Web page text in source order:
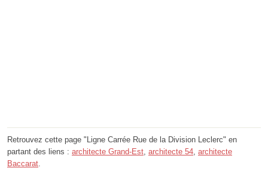
Retrouvez cette page "Ligne Carrée Rue de la Division Leclerc" en
partant des liens : architecte Grand-Est, architecte 54, architecte
Baccarat.